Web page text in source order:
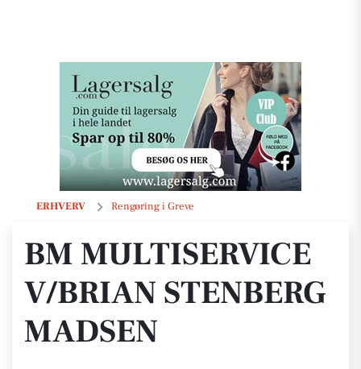
ERHVERV Rengøring i Greve
BM multiservice v/Brian Stenberg Madsen
BM MULTISERVICE
V/BRIAN STENBERG
MADSEN